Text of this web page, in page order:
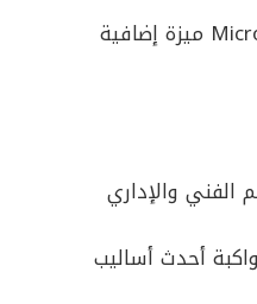
بجانب ذلك، تعد القدرة على استخدام برامج الحاسب الآلي الأساسية وMicrosoft Office ميزة إضافية
الفني والإداري
أحدث أساليب